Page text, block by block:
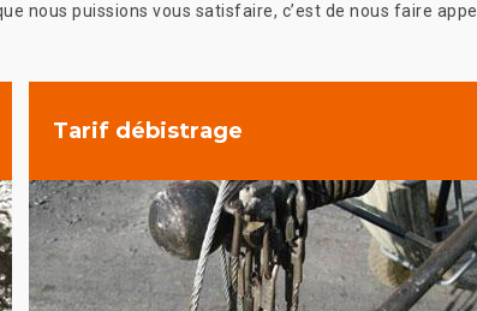
nous puissions vous satisfaire, c’est de nous faire appel
Tarif débistrage